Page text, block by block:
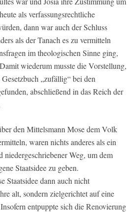
als verfassungsrechtliche
dann war auch der Schluss
als der Tanach es zu vermitteln
im theologischen Sinne ging,
wiederum musste die Vorstellung,
„zufällig“ bei den
abschließend in das Reich der
den Mittelsmann Mose dem Volk
waren nichts anderes als ein
niedergeschriebener Weg, um dem
Staatsidee zu geben.
Staatsidee dann auch nicht
alt, sondern zielgerichtet auf eine
entpuppte sich die Renovierung